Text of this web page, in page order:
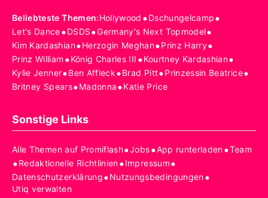
Beliebteste Themen:Hollywood •Dschungelcamp•
Let's Dance•DSDS•Germany's Next Topmodel•
Kim Kardashian•Herzogin Meghan•Prinz Harry•
Prinz William •König Charles III •Kourtney Kardashian•
Kylie Jenner•Ben Affleck•Brad Pitt•Prinzessin Beatrice•
Britney Spears•Madonna•Katie Price
Sonstige Links
Alle Themen auf Promiflash•Jobs•App runterladen•Team
•Redaktionelle Richtlinien•Impressum•
Datenschutzerklärung•Nutzungsbedingungen•
Utiq verwalten